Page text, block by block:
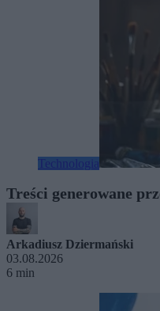
Technologia
Treści generowane
Arkadiusz Dziermański
03.08.2026
6 min